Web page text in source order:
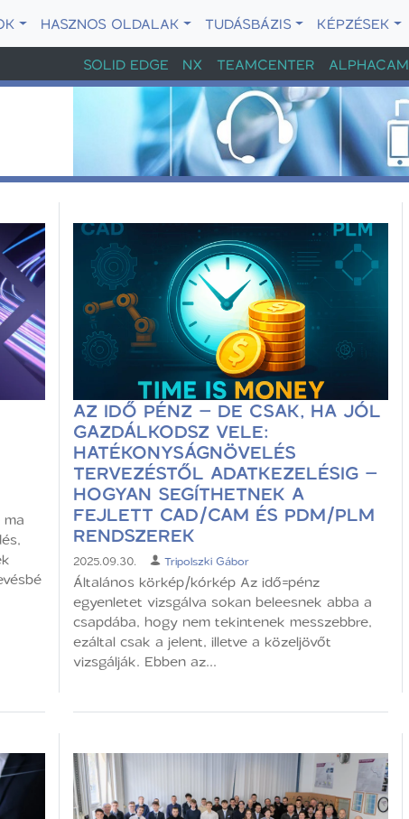
HASZNOS OLDALAK TUDÁSBÁZIS KÉPZÉSEK
SOLID EDGE
NX TEAMCENTER ALPHACAM
AZ IDŐ PÉNZ – DE CSAK, HA JÓL
GAZDÁLKODSZ VELE:
HATÉKONYSÁGNÖVELÉS
TERVEZÉSTŐL ADATKEZELÉSIG –
HOGYAN SEGÍTHETNEK A
FEJLETT CAD/CAM ÉS PDM/PLM
RENDSZEREK
2025.09.30. Tripolszki Gábor
Általános körkép/kórkép Az idő=pénz
egyenletet vizsgálva sokan beleesnek abba a
csapdába, hogy nem tekintenek messzebbre,
ezáltal csak a jelent, illetve a közeljövőt
vizsgálják. Ebben az...